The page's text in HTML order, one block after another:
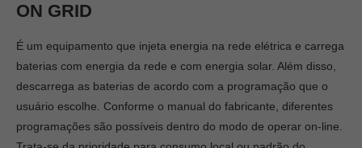
ON GRID
É um equipamento que injeta energia na rede elétrica e carrega
baterias com energia da rede e com energia solar. Além disso,
descarrega as baterias de acordo com a programação que o
usuário escolhe. Conforme o manual do fabricante, diferentes
programações são possíveis dentro do modo de operar on-line.